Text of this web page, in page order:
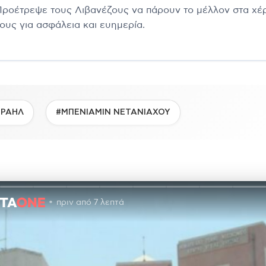
τους Λιβανέζους να πάρουν το μέλλον στα
για ασφάλεια και ευημερία.
#ΜΠΕΝΙΑΜΙΝ ΝΕΤΑΝΙΑΧΟΥ
πριν από 7 λεπτά